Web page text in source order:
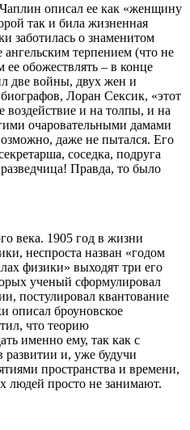
описал ее как «женщину
так и била жизненная
заботилась о знаменитом
терпением (что не
обожествлять – в конце
две войны, двух жен и
Лоран Сексик, «этот
воздействие и на толпы, и на
очаровательными дамами
даже не пытался. Его
соседка, подруга
Правда, то было
века. 1905 год в жизни
неспроста назван «годом
физики» выходят три его
ученый сформулировал
постулировал квантование
описал броуновское
что теорию
именно ему, так как с
развитии и, уже будучи
пространства и времени,
людей просто не занимают.